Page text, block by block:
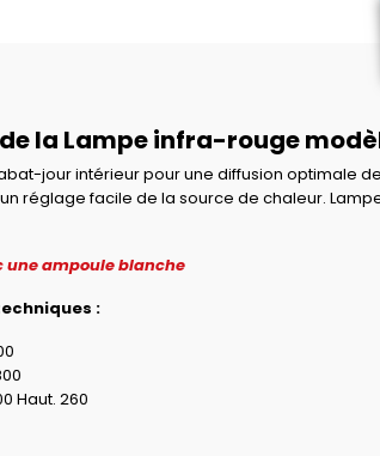
la Lampe infra-rouge
jour intérieur pour une diffusion optimale
réglage facile de la source de chaleur.
une ampoule blanche
:
Haut. 260